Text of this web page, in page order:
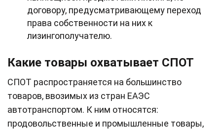
договору, предусматривающему переход
права собственности на них к
лизингополучателю.
Какие товары охватывает СПОТ
СПОТ распространяется на большинство
товаров, ввозимых из стран ЕАЭС
автотранспортом. К ним относятся:
продовольственные и промышленные товары,